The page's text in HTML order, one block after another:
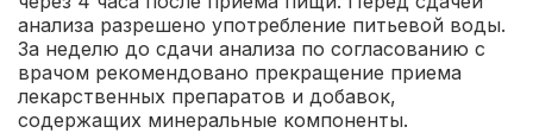
анализа разрешено употребление питьевой воды.
За неделю до сдачи анализа по согласованию с
врачом рекомендовано прекращение приема
лекарственных препаратов и добавок,
содержащих минеральные компоненты.